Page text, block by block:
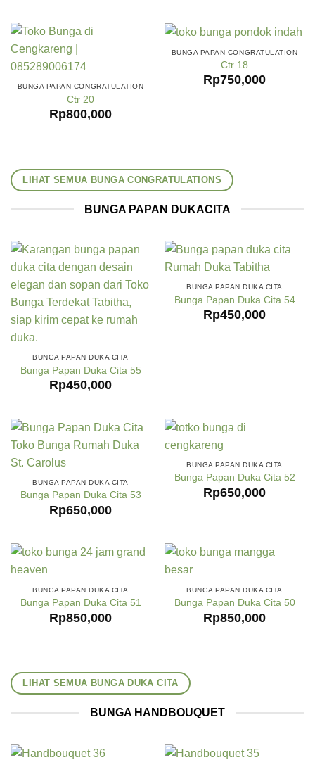
BUNGA PAPAN CONGRATULATION
Ctr 20
Rp800,000
BUNGA PAPAN CONGRATULATION
Ctr 18
Rp750,000
LIHAT SEMUA BUNGA CONGRATULATIONS
BUNGA PAPAN DUKACITA
BUNGA PAPAN DUKA CITA
Bunga Papan Duka Cita 55
Rp450,000
BUNGA PAPAN DUKA CITA
Bunga Papan Duka Cita 54
Rp450,000
BUNGA PAPAN DUKA CITA
Bunga Papan Duka Cita 53
Rp650,000
BUNGA PAPAN DUKA CITA
Bunga Papan Duka Cita 52
Rp650,000
BUNGA PAPAN DUKA CITA
Bunga Papan Duka Cita 51
Rp850,000
BUNGA PAPAN DUKA CITA
Bunga Papan Duka Cita 50
Rp850,000
LIHAT SEMUA BUNGA DUKA CITA
BUNGA HANDBOUQUET